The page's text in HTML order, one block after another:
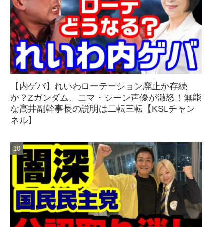
【内ゲバ】れいわローテーション廃止か存続
か？Zガンダム、エマ・シーン声優が激怒！無能
な高井副幹事長の説明は二転三転【KSLチャン
ネル】